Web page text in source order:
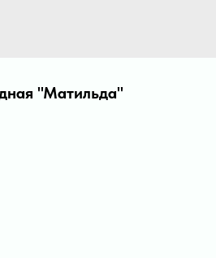
"Матильда"